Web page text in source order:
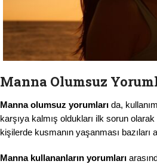
Manna Olumsuz
Manna olumsuz yorumları da,
karşıya kalmış oldukları ilk sorun
kişilerde kusmanın yaşanması
Manna kullananların yorumları